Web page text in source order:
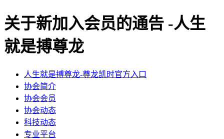
关于新加入会员的通告 -人生
就是搏尊龙
人生就是搏尊龙-尊龙凯时官方入口
协会简介
协会会员
协会动态
科技动态
专业平台